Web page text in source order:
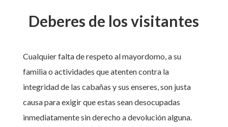
Deberes de los visitantes
Cualquier falta de respeto al mayordomo, a su
familia o actividades que atenten contra la
integridad de las cabañas y sus enseres, son justa
causa para exigir que estas sean desocupadas
inmediatamente sin derecho a devolución alguna.